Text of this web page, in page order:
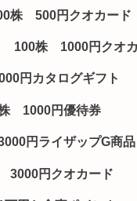
株 500円クオカード
100株 1000円クオ
円カタログギフト
1000円優待券
円ライザップG商品
円クオカード